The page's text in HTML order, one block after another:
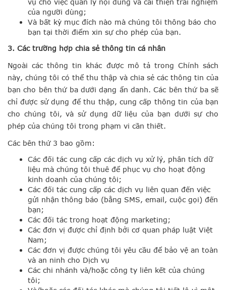
vụ cho việc quản lý nội dung và cải thiện trải nghiệm
của người dùng;
Và bất kỳ mục đích nào mà chúng tôi thông báo cho
bạn tại thời điểm xin sự cho phép của bạn.
3. Các trường hợp chia sẻ thông tin cá nhân
Ngoài các thông tin khác được mô tả trong Chính sách
này, chúng tôi có thể thu thập và chia sẻ các thông tin của
bạn cho bên thứ ba dưới dạng ẩn danh. Các bên thứ ba sẽ
chỉ được sử dụng để thu thập, cung cấp thông tin của bạn
cho chúng tôi, và sử dụng dữ liệu của bạn dưới sự cho
phép của chúng tôi trong phạm vi cần thiết.
Các bên thứ 3 bao gồm:
Các đối tác cung cấp các dịch vụ xử lý, phân tích dữ
liệu mà chúng tôi thuê để phục vụ cho hoạt động
kinh doanh của chúng tôi;
Các đối tác cung cấp các dịch vụ liên quan đến việc
gửi nhận thông báo (bằng SMS, email, cuộc gọi) đến
bạn;
Các đối tác trong hoạt động marketing;
Các đơn vị được chỉ định bởi cơ quan pháp luật Việt
Nam;
Các đơn vị được chúng tôi yêu cầu để bảo vệ an toàn
và an ninh cho Dịch vụ
Các chi nhánh và/hoặc công ty liên kết của chúng
tôi;